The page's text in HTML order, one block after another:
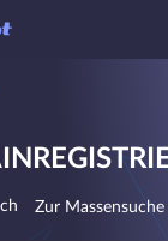
Zur Massensuche